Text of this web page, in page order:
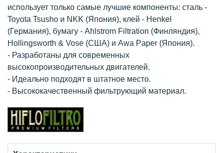
использует только самые лучшие компоненты: сталь -
Toyota Tsusho и NKK (Япония), клей - Henkel
(Германия), бумагу - Ahlstrom Filtration (Финляндия),
Hollingsworth & Vose (США) и Awa Paper (Япония).
- Разработаны для современных
высокопроизводительных двигателей.
- Идеально подходят в штатное место.
- Высококачественный фильтрующий материал.